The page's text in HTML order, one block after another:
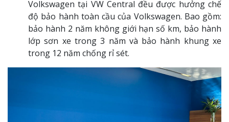
Volkswagen tại VW Central đều được hưởng chế
độ bảo hành toàn cầu của Volkswagen. Bao gồm:
bảo hành 2 năm không giới hạn số km, bảo hành
lớp sơn xe trong 3 năm và bảo hành khung xe
trong 12 năm chống rỉ sét.